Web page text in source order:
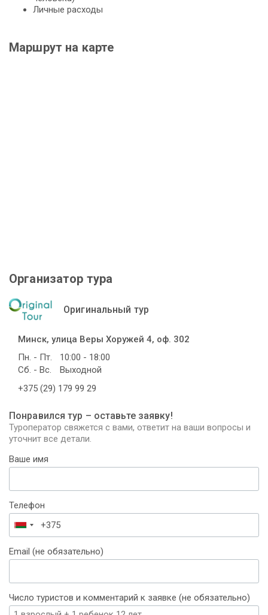
Личные расходы
Маршрут на карте
Организатор тура
Оригинальный тур
Минск, улица Веры Хоружей 4, оф. 302
Пн. - Пт.
10:00 - 18:00
Сб. - Вс.
Выходной
+375 (29) 179 99 29
Понравился тур – оставьте заявку!
Туроператор свяжется с вами, ответит на ваши вопросы и
уточнит все детали.
Ваше имя
Телефон
Беларусь
+375
Email (не обязательно)
Число туристов и комментарий к заявке (не обязательно)